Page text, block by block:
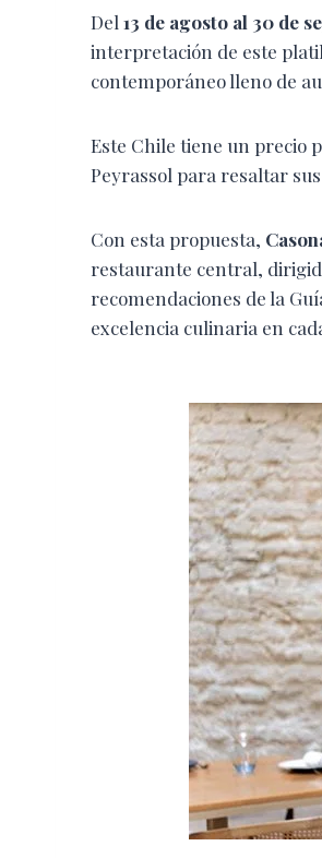
Del 13 de agosto al 30 de
interpretación de este
contemporáneo lleno de
Este Chile tiene un precio
Peyrassol para resaltar
Con esta propuesta,
restaurante central,
recomendaciones de la
excelencia culinaria en